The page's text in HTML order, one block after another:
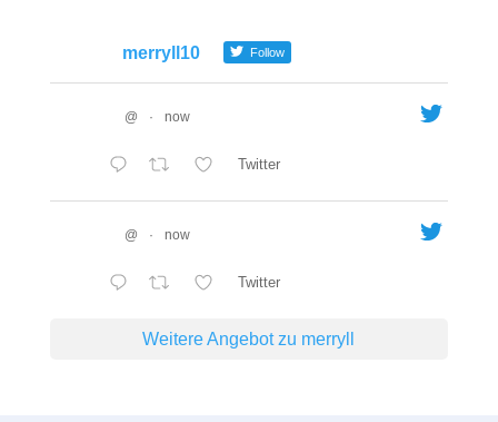
merryll10 Follow
@ · now
Twitter
@ · now
Twitter
Weitere Angebot zu merryll